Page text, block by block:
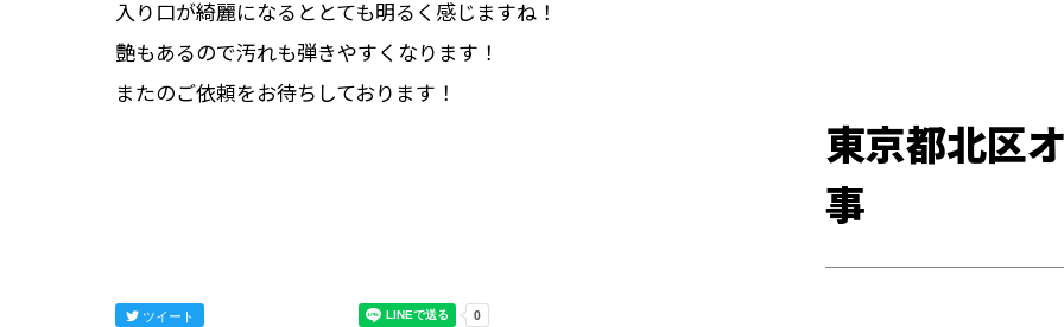
入り口が綺麗になるととても明るく感じますね！
艶もあるので汚れも弾きやすくなります！
またのご依頼をお待ちしております！
東京都北区
事
ツイート